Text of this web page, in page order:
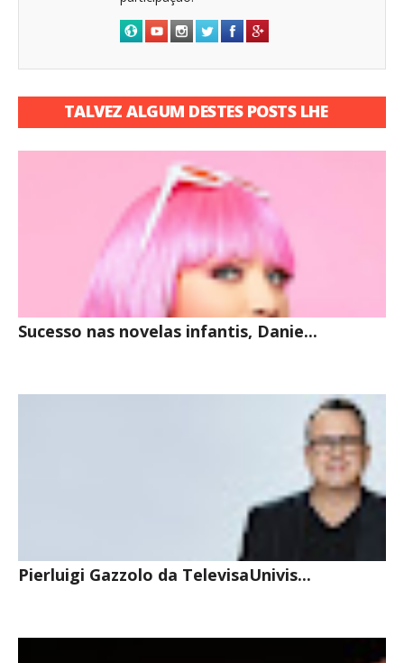
TALVEZ ALGUM DESTES POSTS LHE
Sucesso nas novelas infantis, Danie...
Pierluigi Gazzolo da TelevisaUnivis...